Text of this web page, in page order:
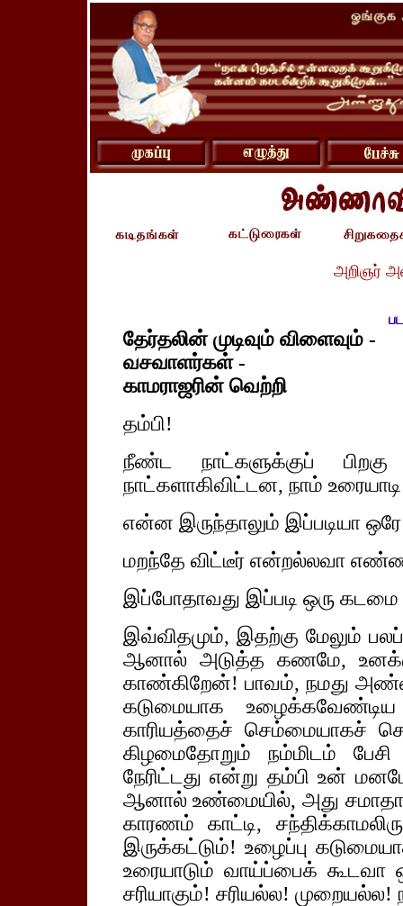
அறிஞர்
தேர்தலின் முடிவும் விளைவும் -
வசவாளர்கள் -
காமராஜரின் வெற்றி
தம்பி!
நீண்ட நாட்களுக்குப்
நாட்களாகிவிட்டன, நாம்
என்ன இருந்தாலும் இப்படியா ஒரே
மறந்தே விட்டீர் என்றல்லவா
இப்போதாவது இப்படி ஒரு
இவ்விதமும், இதற்கு மேலும்
ஆனால் அடுத்த கணமே, உனக்கு
காண்கிறேன்! பாவம், நமது
கடுமையாக
காரியத்தைச் செம்மையாகச்
கிழமைதோறும் நம்மிடம்
நேரிட்டது என்று தம்பி உன்
ஆனால் உண்மையில், அது
காரணம் காட்டி,
இருக்கட்டும்! உழைப்பு
உரையாடும் வாய்ப்பைக் கூடவா
சரியாகும்! சரியல்ல!